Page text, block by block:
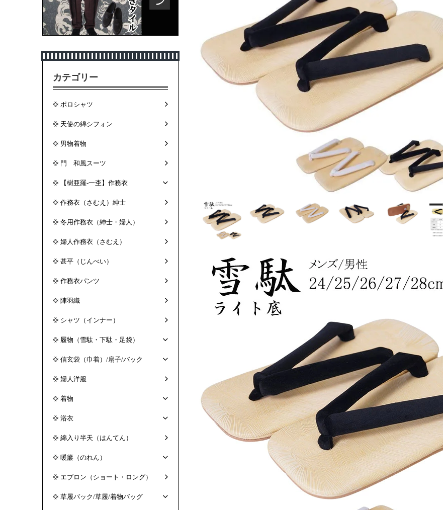
カテゴリー
ポロシャツ
天使の綿シフォン
男物着物
門 和風スーツ
【樹亜羅-一杢】作務衣
作務衣（さむえ）紳士
冬用作務衣（紳士・婦人）
婦人作務衣（さむえ）
甚平（じんべい）
作務衣パンツ
陣羽織
シャツ（インナー）
履物（雪駄・下駄・足袋）
信玄袋（巾着）/扇子/バック
婦人洋服
着物
浴衣
綿入り半天（はんてん）
暖簾（のれん）
エプロン（ショート・ロング）
草履バック/草履/着物バッグ